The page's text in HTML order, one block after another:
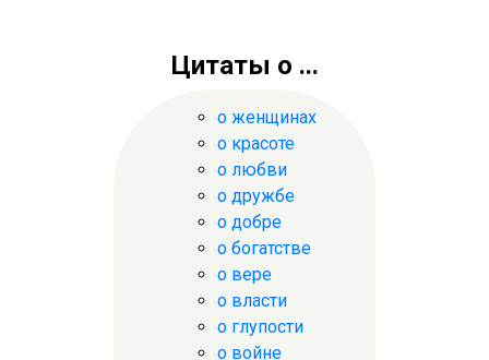
Цитаты о ...
о женщинах
о красоте
о любви
о дружбе
о добре
о богатстве
о вере
о власти
о глупости
о войне